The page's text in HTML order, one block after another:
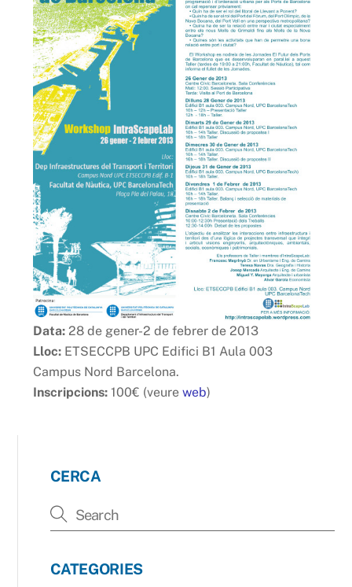
Data:28 de gener-2 de febrer de 2013
Lloc: ETSECCPB UPC Edifici B1 Aula 003
Campus Nord Barcelona.
Inscripcions: 100€ (veureweb)
CERCA
CATEGORIES